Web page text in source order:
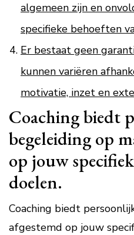
algemeen zijn en
specifieke behoeften
Er bestaat geen
kunnen variëren
motivatie, inzet en
Coaching biedt
begeleiding op
op jouw
doelen.
Coaching biedt
afgestemd op jouw